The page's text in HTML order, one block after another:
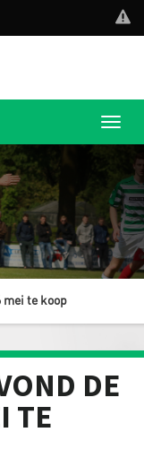
mei te koop
DE
TE